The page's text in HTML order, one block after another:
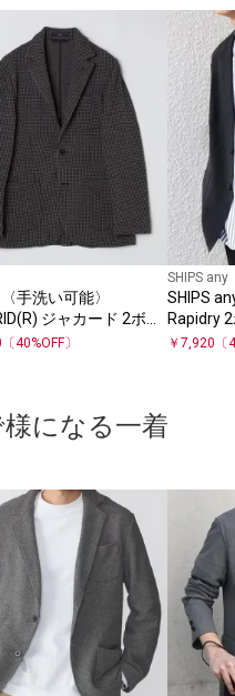
手洗い可能〉
ジャカード 2ボタ
ケット
〔40%OFF〕
SHIPS any
SHIPS
Rapidry
ャケット
￥ 7,920 〔
になる一着